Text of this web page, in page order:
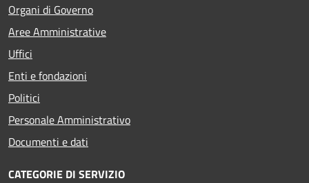
Organi di Governo
Aree Amministrative
Uffici
Enti e fondazioni
Politici
Personale Amministrativo
Documenti e dati
CATEGORIE DI SERVIZIO